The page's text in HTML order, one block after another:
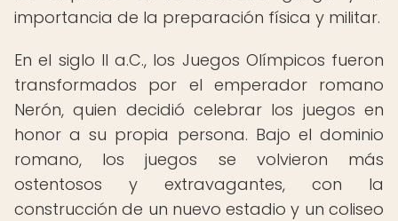
importancia de la preparación física y militar.
En el siglo II a.C., los Juegos Olímpicos fueron
transformados por el emperador romano
Nerón, quien decidió celebrar los juegos en
honor a su propia persona. Bajo el dominio
romano, los juegos se volvieron más
ostentosos y extravagantes, con la
construcción de un nuevo estadio y un coliseo